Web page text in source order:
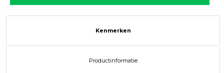
Kenmerken
Productinformatie